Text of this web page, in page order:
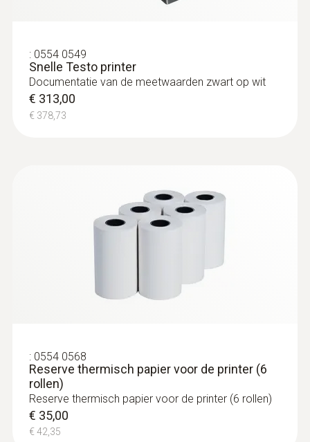
Pitotbuis, lengte 1000 mm, RVS voor
meting van de luchtsnelh... - for
measuring flow velocity
€ 451,00
€ 545,71
: 0554 0549
Snelle Testo printer
Documentatie van de meetwaarden zwart op wit
€ 313,00
€ 378,73
: 0554 0568
Reserve thermisch papier voor de printer (6
rollen)
Reserve thermisch papier voor de printer (6 rollen)
€ 35,00
€ 42,35